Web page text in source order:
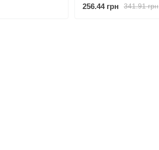
см Зеленый
см Оранжевый341.91 грн
256.44 грн